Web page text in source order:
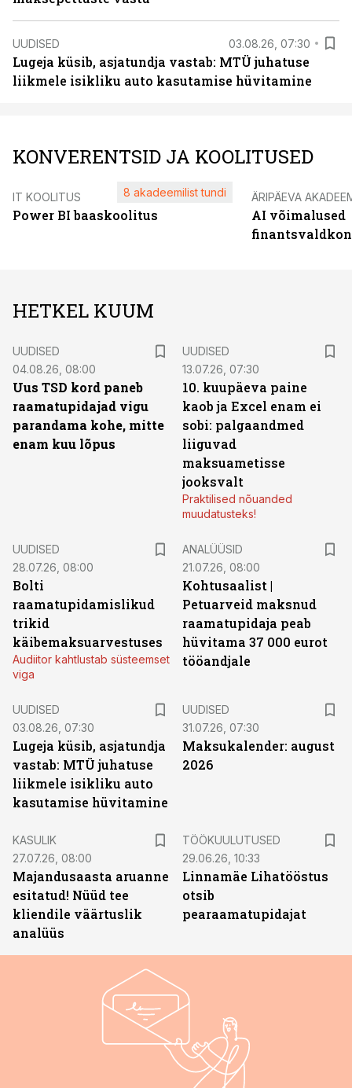
UUDISED 03.08.26, 07:30
Lugeja küsib, asjatundja vastab: MTÜ juhatuse
liikmele isikliku auto kasutamise hüvitamine
KONVERENTSID JA KOOLITUSED
IT KOOLITUS
Power BI baaskoolitus
8 akadeemilist tundi ÄRIPÄEVA
AI võimalused
HETKEL KUUM
UUDISED
04.08.26, 08:00
Uus TSD kord paneb
raamatupidajad vigu
parandama kohe, mitte
enam kuu lõpus
UUDISED
13.07.26, 07:30
10. kuupäeva paine
kaob ja Excel enam ei
sobi: palgaandmed
liiguvad
maksuametisse
jooksvalt
Praktilised nõuanded
muudatusteks!
UUDISED
28.07.26, 08:00
Bolti
raamatupidamislikud
trikid
käibemaksuarvestuses
Audiitor kahtlustab süsteemset
viga
ANALÜÜSID
21.07.26, 08:00
Kohtusaalist |
Petuarveid maksnud
raamatupidaja peab
hüvitama 37 000 eurot
tööandjale
UUDISED
03.08.26, 07:30
Lugeja küsib, asjatundja
vastab: MTÜ juhatuse
liikmele isikliku auto
kasutamise hüvitamine
UUDISED
31.07.26, 07:30
Maksukalender: august
2026
KASULIK
27.07.26, 08:00
Majandusaasta aruanne
esitatud! Nüüd tee
kliendile väärtuslik
analüüs
TÖÖKUULUTUSED
29.06.26, 10:33
Linnamäe Lihatööstus
otsib
pearaamatupidajat